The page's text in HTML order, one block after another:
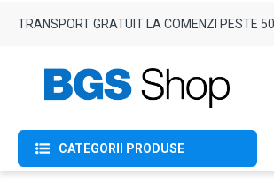
TRANSPORT GRATUIT LA COMENZI PESTE
CATEGORII PRODUSE